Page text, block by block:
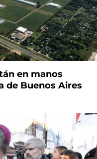
en manos
de Buenos Aires